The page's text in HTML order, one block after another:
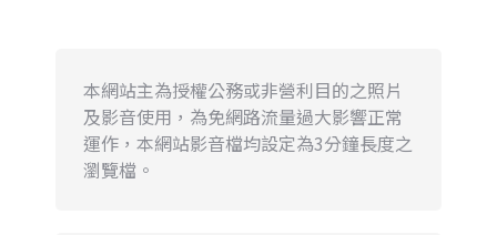
本網站主為授權公務或非營利目的之照片
及影音使用，為免網路流量過大影響正常
運作，本網站影音檔均設定為3分鐘長度之
瀏覽檔。